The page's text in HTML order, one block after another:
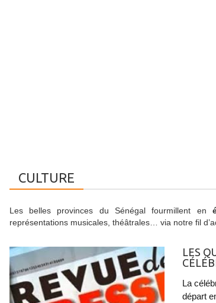
CULTURE
Les belles provinces du Sénégal fourmillent en
représentations musicales, théâtrales… via notre fil
LES
La
départ